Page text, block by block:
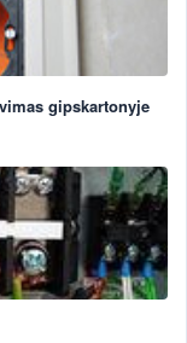
gipskartonyje